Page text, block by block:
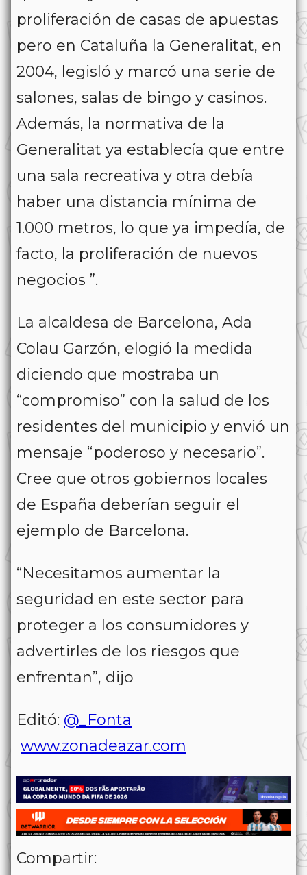
proliferación de casas de apuestas
pero en Cataluña la Generalitat, en
2004, legisló y marcó una serie de
salones, salas de bingo y casinos.
Además, la normativa de la
Generalitat ya establecía que entre
una sala recreativa y otra debía
haber una distancia mínima de
1.000 metros, lo que ya impedía, de
facto, la proliferación de nuevos
negocios ”.
La alcaldesa de Barcelona, ​​Ada
Colau Garzón, elogió la medida
diciendo que mostraba un
“compromiso” con la salud de los
residentes del municipio y envió un
mensaje “poderoso y necesario”.
Cree que otros gobiernos locales
de España deberían seguir el
ejemplo de Barcelona.
“Necesitamos aumentar la
seguridad en este sector para
proteger a los consumidores y
advertirles de los riesgos que
enfrentan”, dijo
Editó: @_Fonta
www.zonadeazar.com
Compartir: